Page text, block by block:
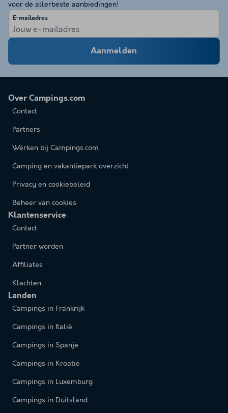
voor de allerbeste aanbiedingen!
E-mailadres
Aanmelden
Over Campings.com
Contact
Partners
Werken bij Campings.com
Camping en vakantiepark overzicht
Privacy en cookiebeleid
Beheer van cookies
Klantenservice
Contact
Partner worden
Affiliates
Klachten
Landen
Campings in Frankrijk
Campings in Italië
Campings in Spanje
Campings in Kroatië
Campings in Luxemburg
Campings in Duitsland